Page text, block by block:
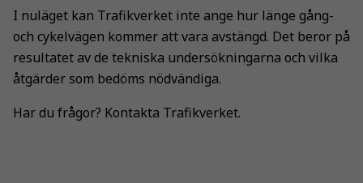
I nuläget kan Trafikverket inte ange hur länge gång-
och cykelvägen kommer att vara avstängd. Det beror på
resultatet av de tekniska undersökningarna och vilka
åtgärder som bedöms nödvändiga.
Har du frågor? Kontakta Trafikverket.